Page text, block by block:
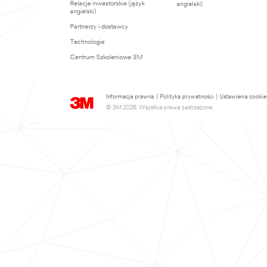
Relacje inwestorskie (język
angielski)
Partnerzy i dostawcy
Technologie
Centrum Szkoleniowe 3M
angielski)
Informacja prawna Polityka prywatności
Ustawienia cookie
© 3M 2026. Wszelkie prawa zastrzeżone.